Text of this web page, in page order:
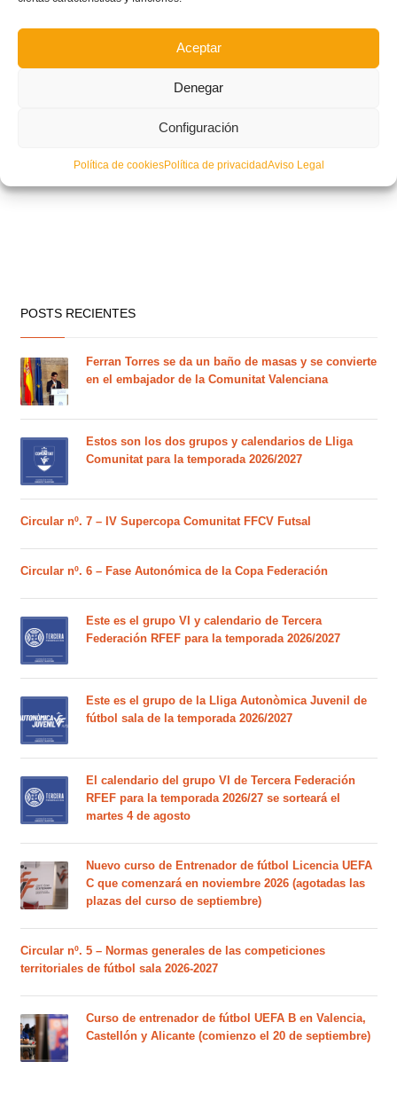
Aceptar
Denegar
Configuración
Política de cookiesPolítica de privacidadAviso Legal
POSTS RECIENTES
Ferran Torres se da un baño de masas y se convierte
en el embajador de la Comunitat Valenciana
Estos son los dos grupos y calendarios de Lliga
Comunitat para la temporada 2026/2027
Circular nº. 7 – IV Supercopa Comunitat FFCV Futsal
Circular nº. 6 – Fase Autonómica de la Copa Federación
Este es el grupo VI y calendario de Tercera
Federación RFEF para la temporada 2026/2027
Este es el grupo de la Lliga Autonòmica Juvenil de
fútbol sala de la temporada 2026/2027
El calendario del grupo VI de Tercera Federación
RFEF para la temporada 2026/27 se sorteará el
martes 4 de agosto
Nuevo curso de Entrenador de fútbol Licencia UEFA
C que comenzará en noviembre 2026 (agotadas las
plazas del curso de septiembre)
Circular nº. 5 – Normas generales de las competiciones
territoriales de fútbol sala 2026-2027
Curso de entrenador de fútbol UEFA B en Valencia,
Castellón y Alicante (comienzo el 20 de septiembre)